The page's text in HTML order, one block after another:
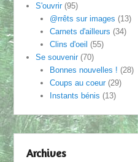
S'ouvrir(95)
@rrêts sur images (13)
Carnets d'ailleurs (34)
Clins d'oeil (55)
Se souvenir(70)
Bonnes nouvelles ! (28)
Coups au coeur(29)
Instants bénis (13)
Archives